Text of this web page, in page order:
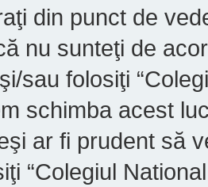
din punct de
nu sunteţi de
sau folosiţi
schimba acest
ar fi prudent să
“Colegiul